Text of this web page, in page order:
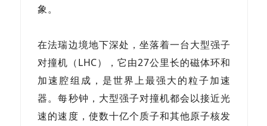
象。
在法瑞边境地下深处，坐落着一台大型强子
对撞机 （LHC），它由27公里长的磁体环和
加速腔组成，是世界上最强大的粒子加速
器。每秒钟，大型强子对撞机都会以接近光
速的速度，使数十亿个质子和其他原子核发